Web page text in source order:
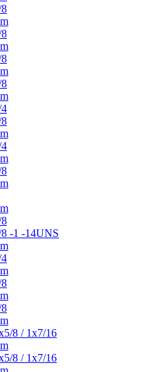
-1 -14UNS
8 / 1x7/16
8 / 1x7/16